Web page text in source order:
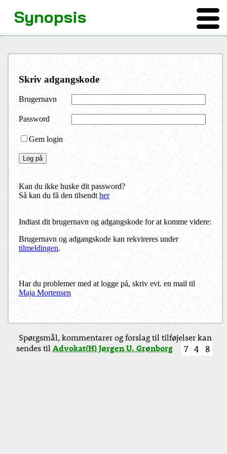
Skriv adgangskode
Brugernavn
Password
Gem login
Kan du ikke huske dit password?
Så kan du få den tilsendther
Indtast dit brugernavn og adgangskode for at komme videre:
Brugernavn og adgangskode kan rekvireres under
tilmeldingen.
Har du problemer med at logge på, skriv evt. en mail til
Maja Mortensen
Synopsis
Spørgsmål, kommentarer og forslag til tilføjelser kan
sendes tilAdvokat(H) Jørgen U. Grønborg 7 4 8